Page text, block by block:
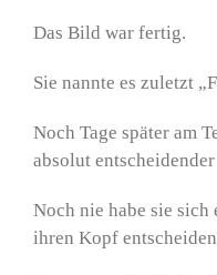
Das Bild war fertig.
Sie nannte es zuletzt
Noch Tage später am
absolut
Noch nie habe sie sich
ihren Kopf